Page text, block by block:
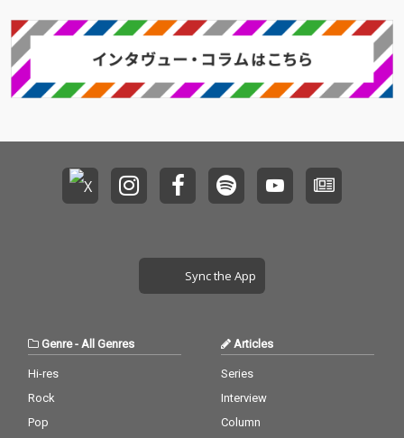
ス。
Sync the App
Genre- All Genres
Hi-res
Rock
Pop
Articles
Series
Interview
Column